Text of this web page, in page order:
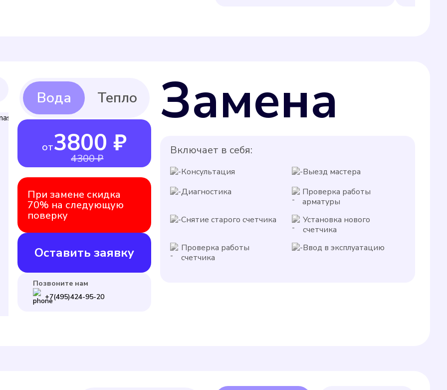
Замена
Включает в себя:
Консультация
Выезд мастера
Диагностика
Проверка работы
арматуры
Снятие старого счетчика
Установка нового
счетчика
Проверка работы
счетчика
Ввод в эксплуатацию
от3800 ₽
4300 ₽
При замене скидка
70% на следующую
поверку
Оставить заявку
Позвоните нам
+7(495)424-95-20